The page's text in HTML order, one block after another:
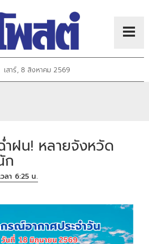
เสาร์, 8 สิงหาคม 2569
ำฝน! หลายจังหวัด
ก
ลา 6:25 น.